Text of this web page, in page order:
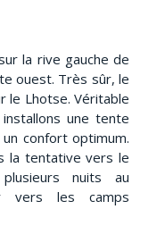
la rive gauche de
ouest. Très sûr, le
le Lhotse. Véritable
une tente
confort optimum.
la tentative vers le
nuits au
vers les camps